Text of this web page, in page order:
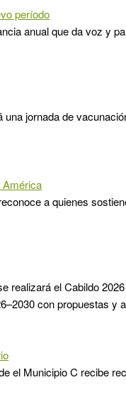
período
anual que da voz y
una jornada de
América
a quienes
realizará el Cabildo
con propuestas y
el Municipio C recibe